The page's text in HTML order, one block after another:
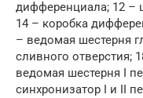
дифференциала; 12 –
14 – коробка
– ведомая шестерня
сливного отверстия;
ведомая шестерня I
синхронизатор I и II